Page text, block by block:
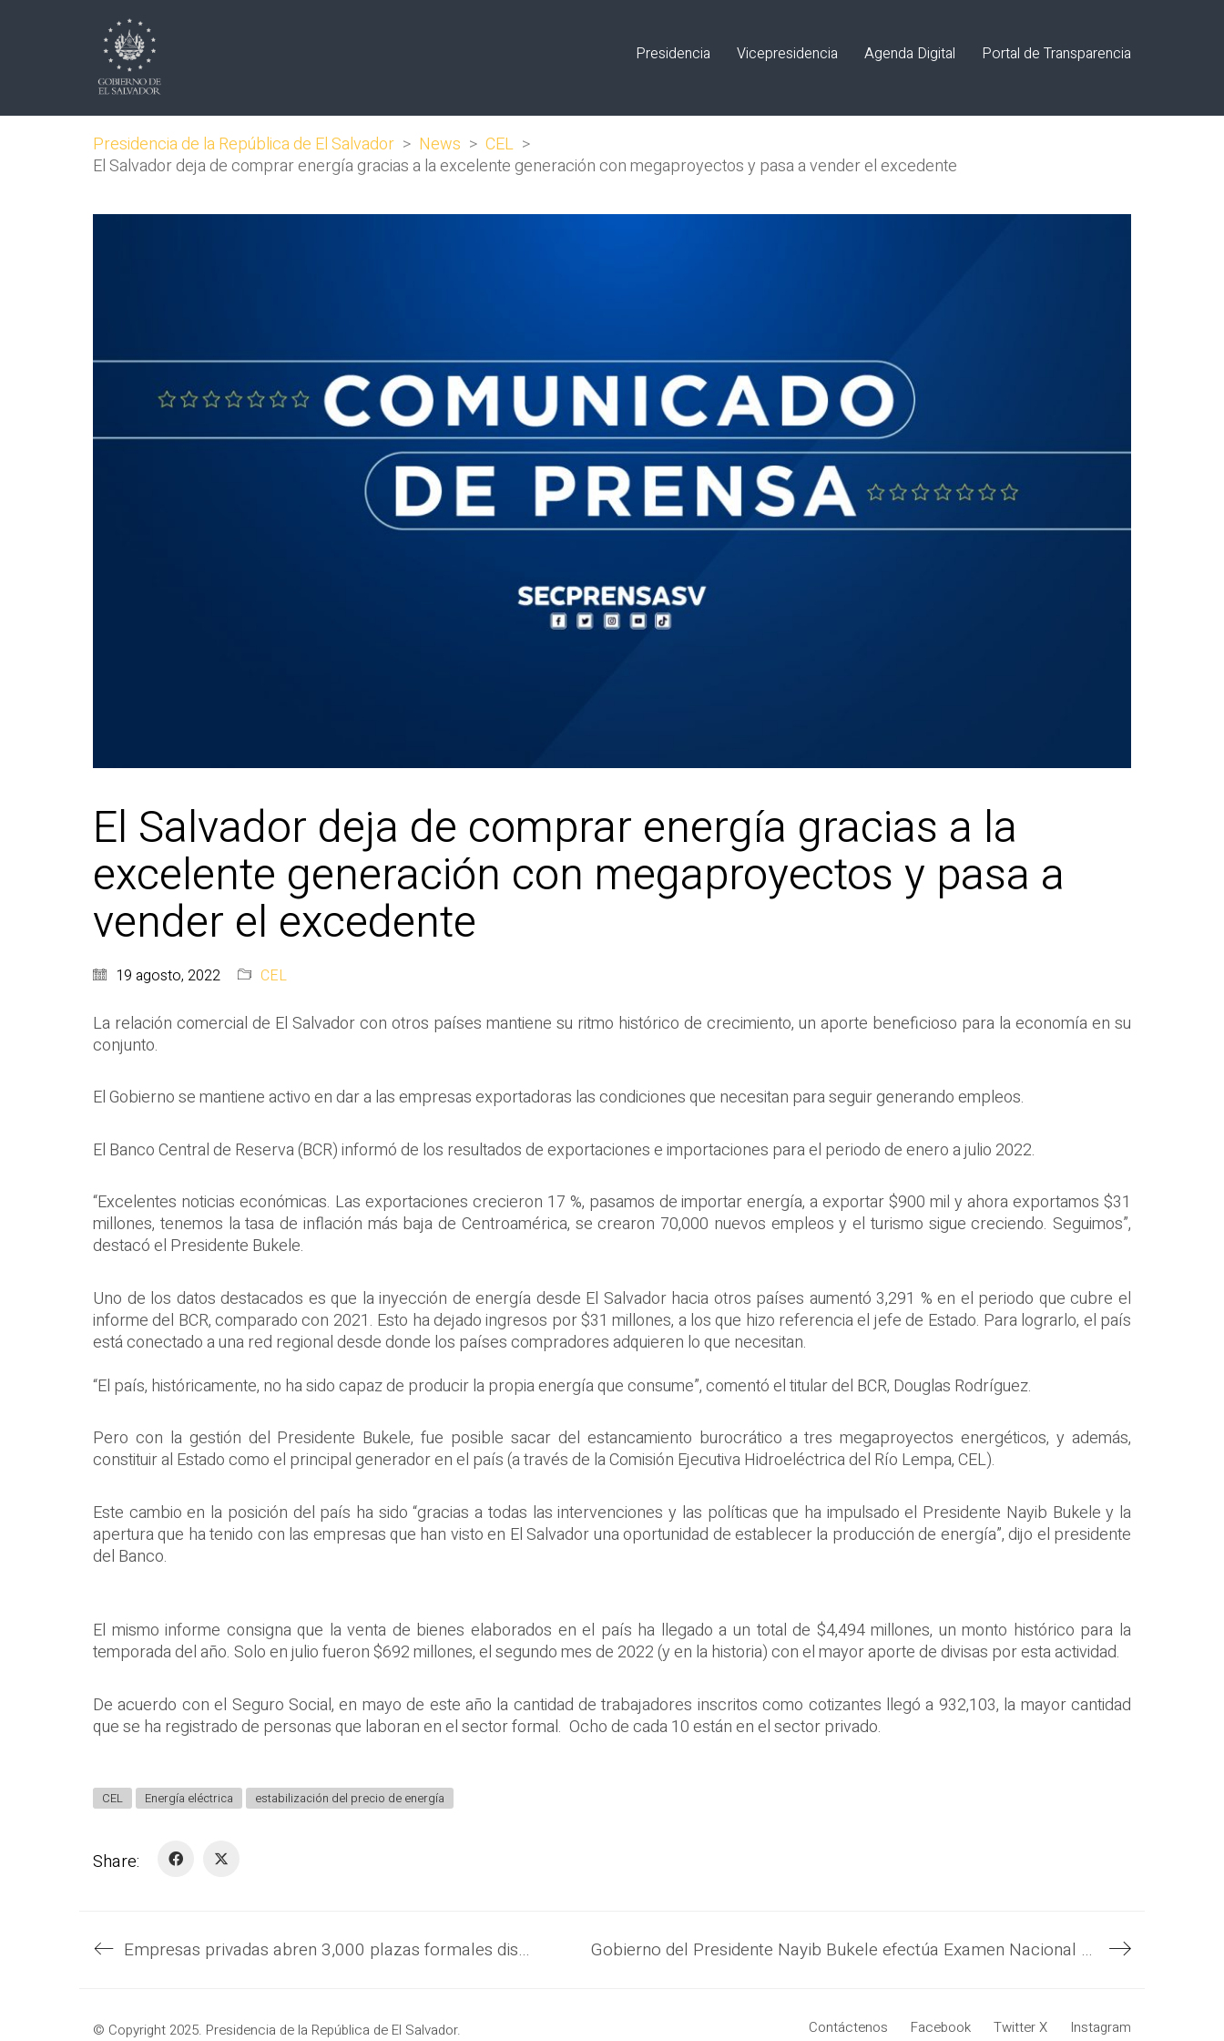
Presidencia Vicepresidencia Agenda Digital Portal de Transparencia
Presidencia de la República de El Salvador > News > CEL >
El Salvador deja de comprar energía gracias a la excelente generación con megaproyectos y pasa a vender el excedente
El Salvador deja de comprar energía gracias a la
excelente generación con megaproyectos y pasa a
vender el excedente
19 agosto, 2022 CEL
La relación comercial de El Salvador con otros países mantiene su ritmo histórico de crecimiento, un aporte beneficioso para la economía en su
conjunto.
El Gobierno se mantiene activo en dar a las empresas exportadoras las condiciones que necesitan para seguir generando empleos.
El Banco Central de Reserva (BCR) informó de los resultados de exportaciones e importaciones para el periodo de enero a julio 2022.
“Excelentes noticias económicas. Las exportaciones crecieron 17 %, pasamos de importar energía, a exportar $900 mil y ahora exportamos $31
millones, tenemos la tasa de inflación más baja de Centroamérica, se crearon 70,000 nuevos empleos y el turismo sigue creciendo. Seguimos”,
destacó el Presidente Bukele.
Uno de los datos destacados es que la inyección de energía desde El Salvador hacia otros países aumentó 3,291 % en el periodo que cubre el
informe del BCR, comparado con 2021. Esto ha dejado ingresos por $31 millones, a los que hizo referencia el jefe de Estado. Para lograrlo, el país
está conectado a una red regional desde donde los países compradores adquieren lo que necesitan.
“El país, históricamente, no ha sido capaz de producir la propia energía que consume”, comentó el titular del BCR, Douglas Rodríguez.
Pero con la gestión del Presidente Bukele, fue posible sacar del estancamiento burocrático a tres megaproyectos energéticos, y además,
constituir al Estado como el principal generador en el país (a través de la Comisión Ejecutiva Hidroeléctrica del Río Lempa, CEL).
Este cambio en la posición del país ha sido “gracias a todas las intervenciones y las políticas que ha impulsado el Presidente Nayib Bukele y la
apertura que ha tenido con las empresas que han visto en El Salvador una oportunidad de establecer la producción de energía”, dijo el presidente
del Banco.
El mismo informe consigna que la venta de bienes elaborados en el país ha llegado a un total de $4,494 millones, un monto histórico para la
temporada del año. Solo en julio fueron $692 millones, el segundo mes de 2022 (y en la historia) con el mayor aporte de divisas por esta actividad.
De acuerdo con el Seguro Social, en mayo de este año la cantidad de trabajadores inscritos como cotizantes llegó a 932,103, la mayor cantidad
que se ha registrado de personas que laboran en el sector formal. Ocho de cada 10 están en el sector privado.
CEL Energía eléctrica estabilización del precio de energía
Share:
Empresas privadas abren 3,000 plazas formales disponibles exclusivamente para las madres solteras Gobierno del Presidente Nayib Bukele efectúa Examen Nacional de Aspirantes a Residencias (ENAR) a profesionales de salud
Contáctenos Facebook Twitter X Instagram
© Copyright 2025. Presidencia de la República de El Salvador.